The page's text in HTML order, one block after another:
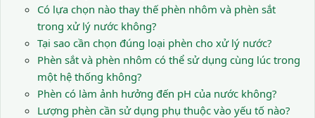
Có lựa chọn nào thay thế phèn nhôm và phèn sắt
trong xử lý nước không?
Tại sao cần chọn đúng loại phèn cho xử lý nước?
Phèn sắt và phèn nhôm có thể sử dụng cùng lúc trong
một hệ thống không?
Phèn có làm ảnh hưởng đến pH của nước không?
Lượng phèn cần sử dụng phụ thuộc vào yếu tố nào?